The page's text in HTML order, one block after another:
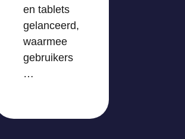
en tablets
gelanceerd,
waarmee
gebruikers
…